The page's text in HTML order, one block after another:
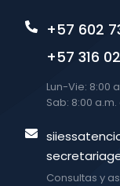
+57 602
+57 316
Lun-Vie: 8:00
Sab: 8:00 a.m.
Consultas y